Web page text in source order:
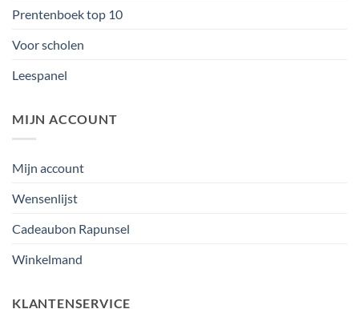
Prentenboek top 10
Voor scholen
Leespanel
MIJN ACCOUNT
Mijn account
Wensenlijst
Cadeaubon Rapunsel
Winkelmand
KLANTENSERVICE